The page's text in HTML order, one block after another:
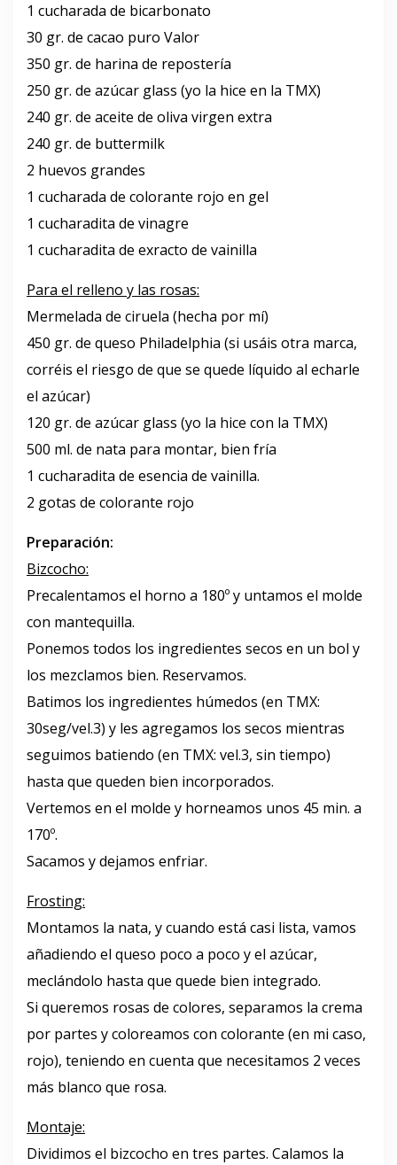
1 cucharada de bicarbonato
30 gr. de cacao puro Valor
350 gr. de harina de repostería
250 gr. de azúcar glass (yo la hice en la TMX)
240 gr. de aceite de oliva virgen extra
240 gr. de buttermilk
2 huevos grandes
1 cucharada de colorante rojo en gel
1 cucharadita de vinagre
1 cucharadita de exracto de vainilla
Para el relleno y las rosas:
Mermelada de ciruela (hecha por mí)
450 gr. de queso Philadelphia (si usáis otra marca,
corréis el riesgo de que se quede líquido al echarle
el azúcar)
120 gr. de azúcar glass (yo la hice con la TMX)
500 ml. de nata para montar, bien fría
1 cucharadita de esencia de vainilla.
2 gotas de colorante rojo
Preparación:
Bizcocho:
Precalentamos el horno a 180º y untamos el molde
con mantequilla.
Ponemos todos los ingredientes secos en un bol y
los mezclamos bien. Reservamos.
Batimos los ingredientes húmedos (en TMX:
30seg/vel.3) y les agregamos los secos mientras
seguimos batiendo (en TMX: vel.3, sin tiempo)
hasta que queden bien incorporados.
Vertemos en el molde y horneamos unos 45 min. a
170º.
Sacamos y dejamos enfriar.
Frosting:
Montamos la nata, y cuando está casi lista, vamos
añadiendo el queso poco a poco y el azúcar,
meclándolo hasta que quede bien integrado.
Si queremos rosas de colores, separamos la crema
por partes y coloreamos con colorante (en mi caso,
rojo), teniendo en cuenta que necesitamos 2 veces
más blanco que rosa.
Montaje:
Dividimos el bizcocho en tres partes. Calamos la